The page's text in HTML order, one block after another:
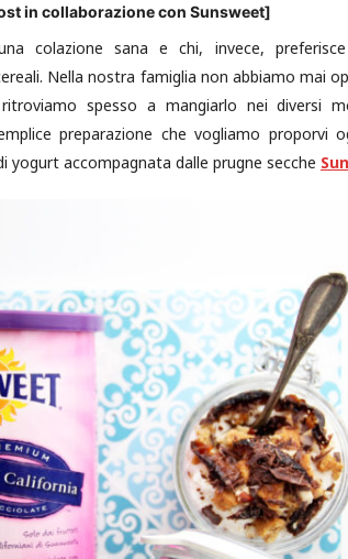
in collaborazione con Sunsweet]
colazione sana e chi, invece,
Nella nostra famiglia non abbiamo mai
spesso a mangiarlo nei diversi
preparazione che vogliamo proporvi
yogurt accompagnata dalle prugne secche